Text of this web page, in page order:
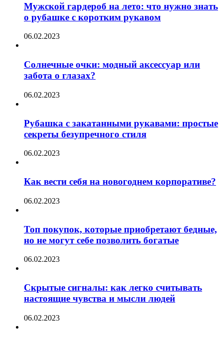
Мужской гардероб на лето: что нужно знать
о рубашке с коротким рукавом
06.02.2023
Солнечные очки: модный аксессуар или
забота о глазах?
06.02.2023
Рубашка с закатанными рукавами: простые
секреты безупречного стиля
06.02.2023
Как вести себя на новогоднем корпоративе?
06.02.2023
Топ покупок, которые приобретают бедные,
но не могут себе позволить богатые
06.02.2023
Скрытые сигналы: как легко считывать
настоящие чувства и мысли людей
06.02.2023